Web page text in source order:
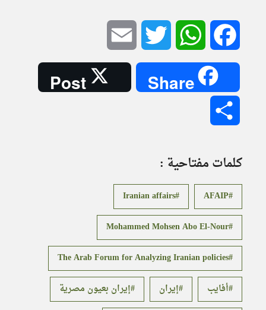
Facebook
WhatsApp
Twitter
Share
Post
كلمات مفتاحية :
AFAIP
Iranian affairs
Mohammed Mohsen Abo El-Nour
The Arab Forum for Analyzing Iranian policies
أفايب
إيران إيران بعيون مصرية